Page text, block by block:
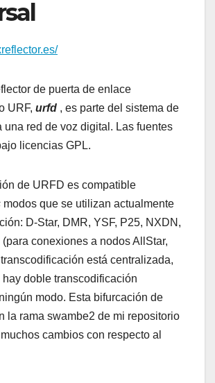
de puerta de enlace
URF, urfd , es parte del sistema de
una red de voz digital. Las fuentes
licencias GPL.
de URFD es compatible
modos que se utilizan actualmente
D-Star, DMR, YSF, P25, NXDN,
conexiones a nodos AllStar,
está centralizada,
hay doble transcodificación
modo. Esta bifurcación de
la rama swambe2 de mi repositorio
cambios con respecto al